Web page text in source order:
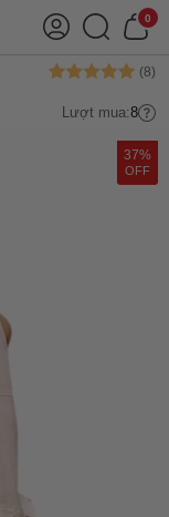
0
Lượt mua:8
37%
OFF